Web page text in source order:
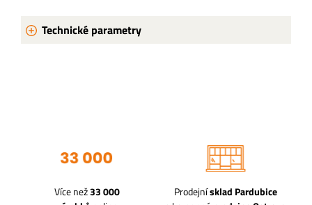
Technické parametry
Více než33 000
Prodejnísklad Pardubice